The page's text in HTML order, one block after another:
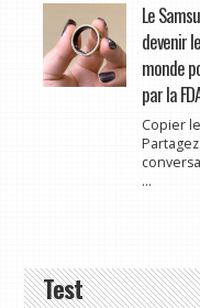
Le
devenir
monde
par la
Copier
...
Test